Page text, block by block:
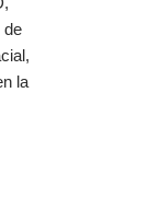
de
la